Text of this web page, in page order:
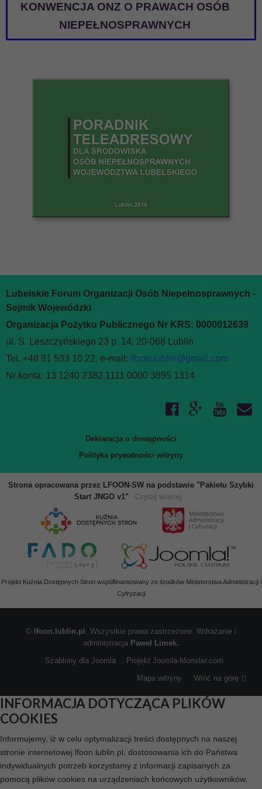
KONWENCJA ONZ O PRAWACH OSÓB
NIEPEŁNOSPRAWNYCH
Lubelskie Forum Organizacji Osób Niepełnosprawnych -
Sejmik Wojewódzki
Organizacja Pożytku Publicznego Nr KRS: 0000012639
ul. S. Leszczyńskiego 23 p. 14, 20-068 Lublin
Tel. +48 81 533 10 22, e-mail: lfoon.lublin@gmail.com
Nr konta: 13 1240 2382 1111 0000 3895 1314
Deklaracja o dostępności
Polityka prywatności witryny
Strona opracowana przez LFOON-SW na podstawie "Pakietu Szybki
Start JNGO v1"
Czytaj więcej
Projekt Kuźnia Dostępnych Stron współfinansowany ze środków Ministerstwa Administracji i
Cyfryzacji
© lfoon.lublin.pl . Wszystkie prawa zastrzeżone. Wdrażanie i
administracja Paweł Limek.
Szablony dla Joomla
. Projekt Joomla-Monster.com
Mapa witryny
Wróć na górę
INFORMACJA DOTYCZĄCA PLIKÓW
COOKIES
Informujemy, iż w celu optymalizacji treści dostępnych na naszej
stronie internetowej lfoon.lublin.pl, dostosowania ich do Państwa
indywidualnych potrzeb korzystamy z informacji zapisanych za
pomocą plików cookies na urządzeniach końcowych użytkowników.